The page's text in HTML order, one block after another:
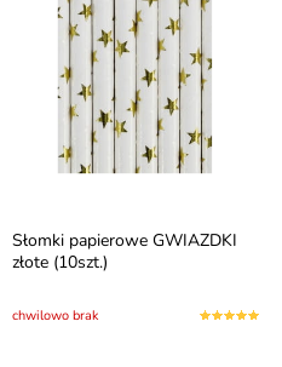
Słomki papierowe GWIAZDKI
złote (10szt.)
chwilowo brak